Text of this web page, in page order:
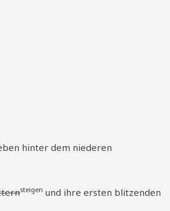
hinter dem niederen
steigen und ihre ersten blitzenden